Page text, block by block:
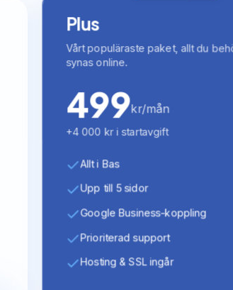
Plus
Vårt populäraste paket, allt du
synas online.
499kr/mån
+4 000 kr i startavgift
Allt i Bas
Upp till 5 sidor
Google Business-koppling
Prioriterad support
Hosting & SSL ingår